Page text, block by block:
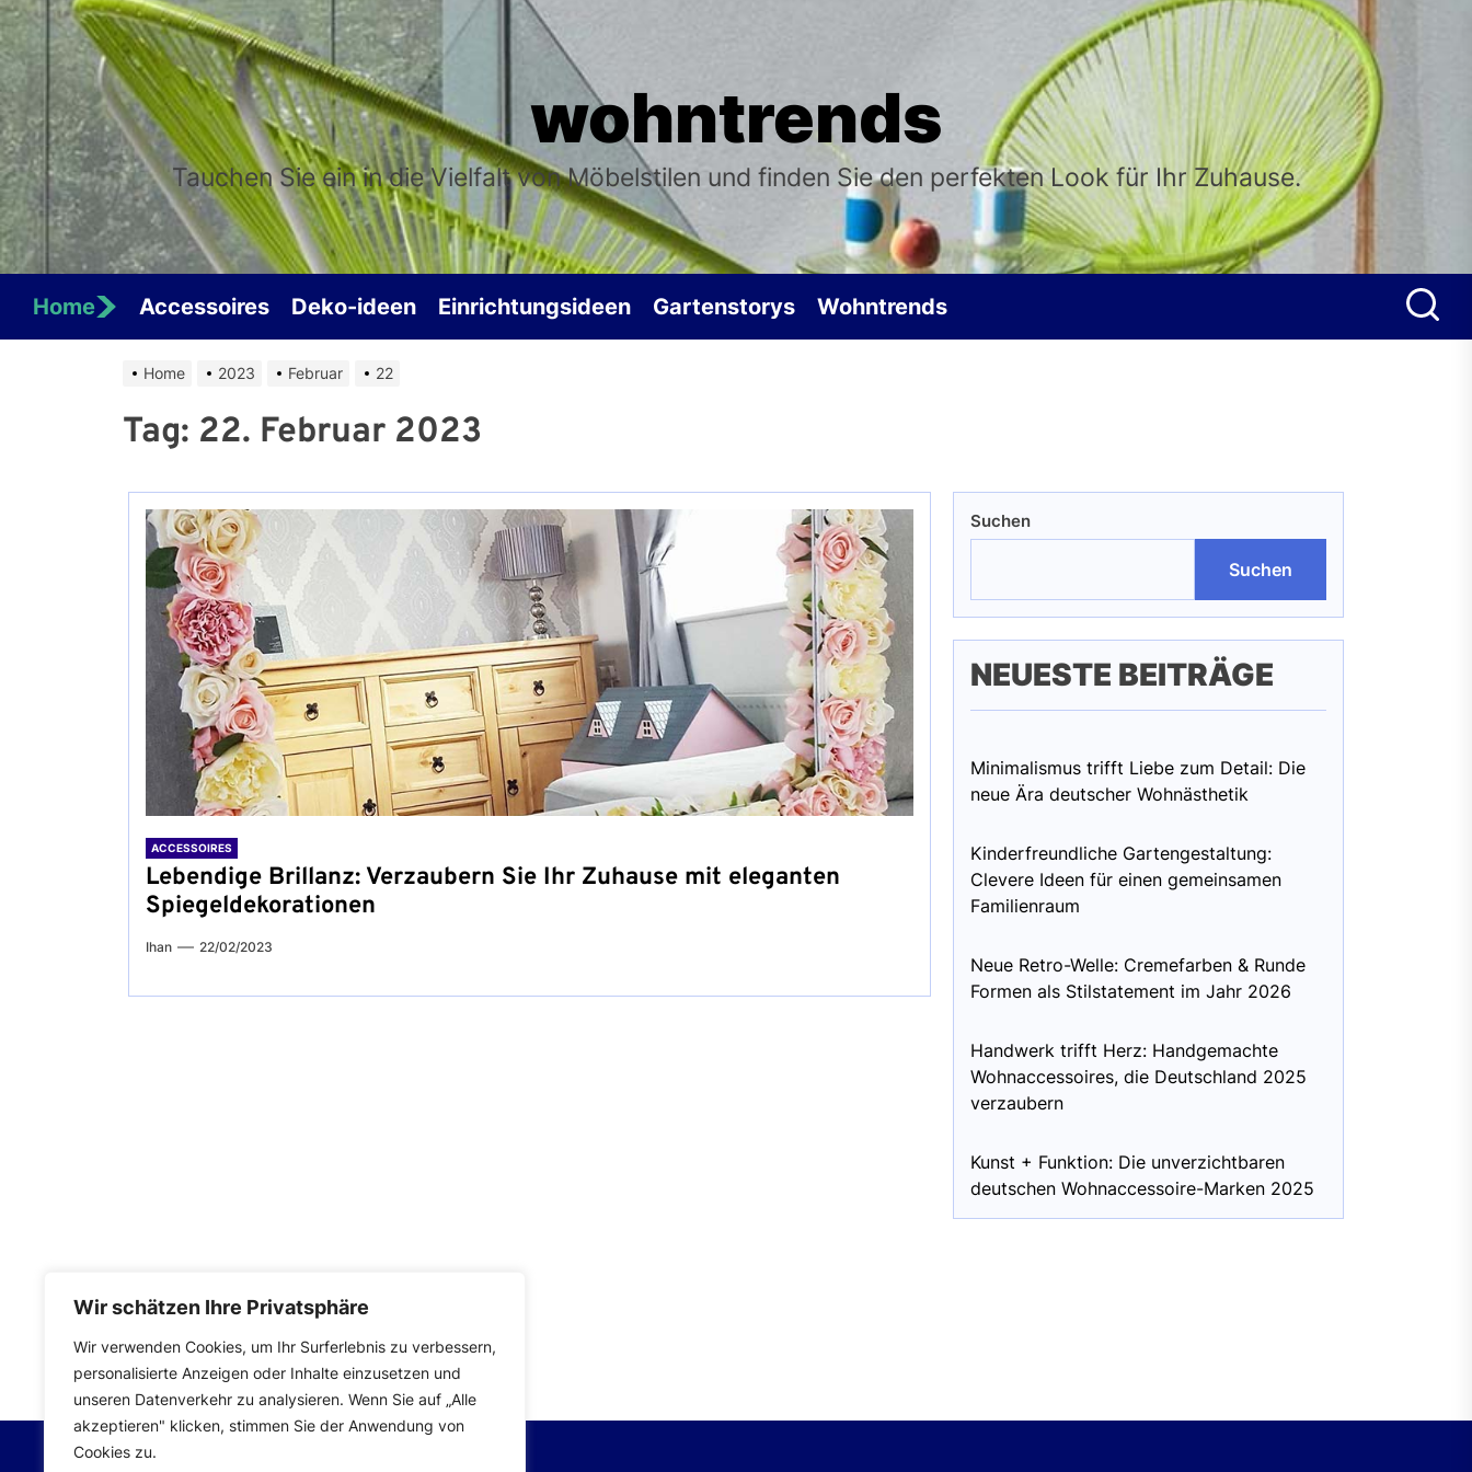
Wir schätzen Ihre Privatsphäre
Wir verwenden Cookies, um Ihr Surferlebnis zu verbessern,
personalisierte Anzeigen oder Inhalte einzusetzen und
unseren Datenverkehr zu analysieren. Wenn Sie auf „Alle
akzeptieren" klicken, stimmen Sie der Anwendung von
Cookies zu.
Skip
to
the
content
wohntrends
Tauchen Sie ein in die Vielfalt von Möbelstilen und finden Sie den perfekten Look für Ihr Zuhause.
Home Accessoires Deko-ideen Einrichtungsideen Gartenstorys Wohntrends
Home 2023 Februar 22
Tag: 22. Februar 2023
ACCESSOIRES
Lebendige Brillanz: Verzaubern Sie Ihr Zuhause mit eleganten
Spiegeldekorationen
Ihan 22/02/2023
Suchen
Suchen
NEUESTE BEITRÄGE
Minimalismus trifft Liebe zum Detail: Die
neue Ära deutscher Wohnästhetik
Kinderfreundliche Gartengestaltung:
Clevere Ideen für einen gemeinsamen
Familienraum
Neue Retro-Welle: Cremefarben & Runde
Formen als Stilstatement im Jahr 2026
Handwerk trifft Herz: Handgemachte
Wohnaccessoires, die Deutschland 2025
verzaubern
Kunst + Funktion: Die unverzichtbaren
deutschen Wohnaccessoire-Marken 2025
Impressum| Datenschutzerklärung